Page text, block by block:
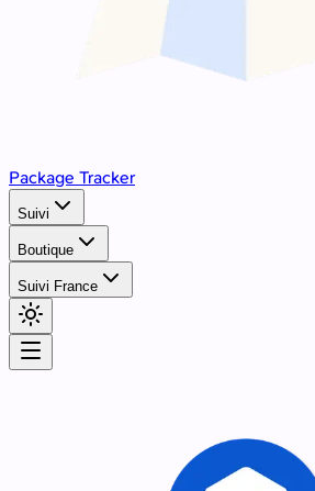
Package Tracker
Suivi
Boutique
Suivi France